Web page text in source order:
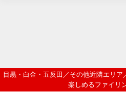
目黒・白金・五反田／その他近隣エリ
楽しめるファイリ